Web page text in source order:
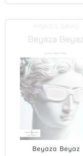
Beyaza Beyaz